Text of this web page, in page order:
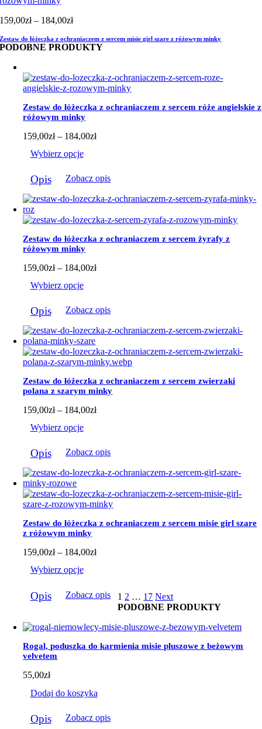
159,00zł – 184,00złZakres
od
159,00zł
184,00zł
Zestaw do łóżeczka z ochraniaczem z sercem misie girl szare z różowym minky
PODOBNE PRODUKTY
Zestaw do łóżeczka z ochraniaczem z sercem róże angielskie z
różowym minky
159,00zł – 184,00złZakres
do
Wybierz opcje
produkt
ma
wiele
wariantów.
Opcje
można
wybrać
na
stronie
Opis Zobacz opis
Zestaw do łóżeczka z ochraniaczem z sercem żyrafy z
różowym minky
159,00zł – 184,00złZakres
do
Wybierz opcje
produkt
ma
wiele
wariantów.
Opcje
można
wybrać
na
stronie
produktu
Opis Zobacz opis
Zestaw do łóżeczka z ochraniaczem z sercem zwierzaki
polana z szarym minky
159,00zł – 184,00złZakres
do
Wybierz opcje
produkt
ma
wiele
wariantów.
Opcje
można
wybrać
na
stronie
produktu
Opis Zobacz opis
Zestaw do łóżeczka z ochraniaczem z sercem misie girl szare
z różowym minky
159,00zł – 184,00złZakres
do
184,00zł
Wybierz opcje
produkt
wariantów.
można
wybrać
na
stronie
produktu
Opis Zobacz opis 1 2 … 17 Next
PODOBNE PRODUKTY
Rogal, poduszka do karmienia misie pluszowe z beżowym
velvetem
55,00zł
Dodaj do koszyka
Opis Zobacz opis